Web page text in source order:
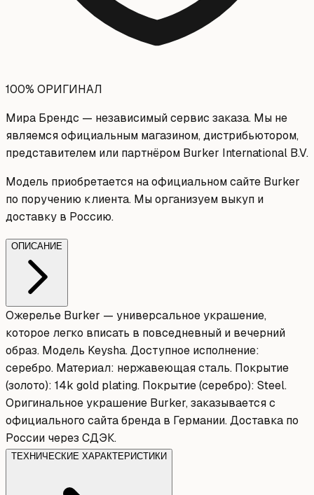
100% ОРИГИНАЛ
Мира Брендс — независимый сервис заказа. Мы не
являемся официальным магазином, дистрибьютором,
представителем или партнёром Burker International B.V.
Модель приобретается на официальном сайте Burker
по поручению клиента. Мы организуем выкуп и
доставку в Россию.
ОПИСАНИЕ
Ожерелье Burker — универсальное украшение,
которое легко вписать в повседневный и вечерний
образ. Модель Keysha. Доступное исполнение:
серебро. Материал: нержавеющая сталь. Покрытие
(золото): 14k gold plating. Покрытие (серебро): Steel.
Оригинальное украшение Burker, заказывается с
официального сайта бренда в Германии. Доставка по
России через СДЭК.
ТЕХНИЧЕСКИЕ ХАРАКТЕРИСТИКИ